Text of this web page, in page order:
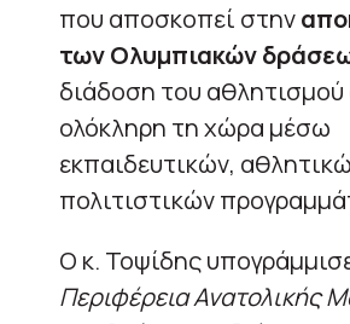
που αποσκοπεί στην
των Ολυμπιακών
διάδοση του αθλητισμού
ολόκληρη τη χώρα μέσω
εκπαιδευτικών,
πολιτιστικών
Ο κ. Τοψίδης
Περιφέρεια Ανατολικής